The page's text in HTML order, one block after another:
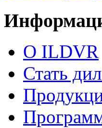
О ILDVR
Стать